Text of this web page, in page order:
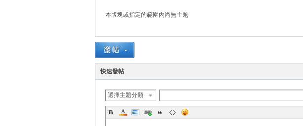
管
本版塊或指定的範圍內尚無主題
快速發帖
選擇主題分類